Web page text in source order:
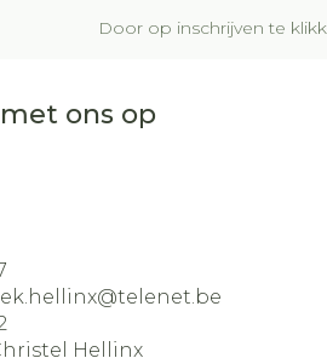
Door op inschrijven te
ons op
telenet.be
Hellinx